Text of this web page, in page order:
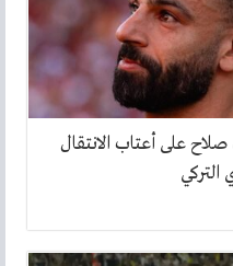
على أعتاب الانتقال
التركي